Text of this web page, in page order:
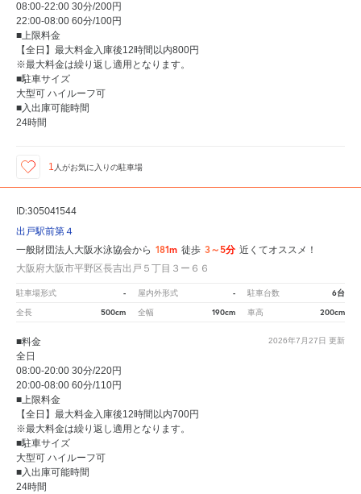
08:00-22:00 30分/200円
22:00-08:00 60分/100円
■上限料金
【全日】最大料金入庫後12時間以内800円
※最大料金は繰り返し適用となります。
■駐車サイズ
大型可 ハイルーフ可
■入出庫可能時間
24時間
1 人がお気に入りの駐車場
ID:305041544
出戸駅前第４
一般財団法人大阪水泳協会から 181m 徒歩 3～5分 近くてオススメ！
大阪府大阪市平野区長吉出戸５丁目３ー６６
駐車場形式 - 屋内外形式 - 駐車台数 6台
全長 500cm 全幅 190cm 車高 200cm
2026年7月27日 更新
■料金
全日
08:00-20:00 30分/220円
20:00-08:00 60分/110円
■上限料金
【全日】最大料金入庫後12時間以内700円
※最大料金は繰り返し適用となります。
■駐車サイズ
大型可 ハイルーフ可
■入出庫可能時間
24時間